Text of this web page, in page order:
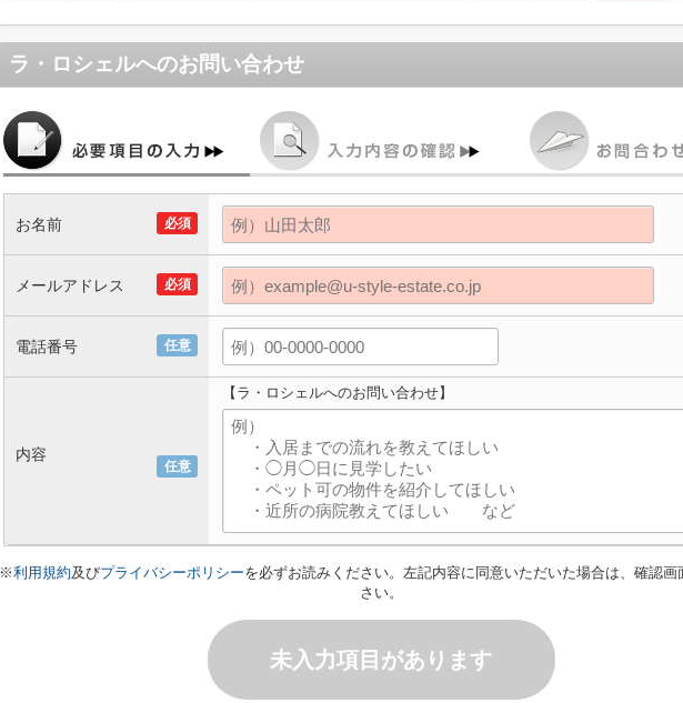
ラ・ロシェルへのお問い合わせ
必須
お名前
必須
メールアドレス
任意
電話番号
任意
内容
【ラ・ロシェルへのお問い合わせ】
※利用規約及びプライバシーポリシーを必ずお読みください。左記内容に同意いただいた場合は、確認画
さい。
未入力項目があります